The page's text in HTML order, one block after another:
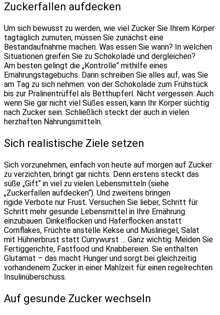
Zuckerfallen aufdecken
Um sich bewusst zu werden, wie viel Zucker Sie Ihrem Körper
tagtäglich zumuten, müssen Sie zunächst eine
Bestandaufnahme machen. Was essen Sie wann? In welchen
Situationen greifen Sie zu Schokolade und dergleichen?
Am besten gelingt die „Kontrolle“ mithilfe eines
Ernährungstagebuchs. Darin schreiben Sie alles auf, was Sie
am Tag zu sich nehmen: von der Schokolade zum Frühstück
bis zur Pralinentrüffel als Betthupferl. Nicht vergessen: Auch
wenn Sie gar nicht viel Süßes essen, kann Ihr Körper süchtig
nach Zucker sein. Schließlich steckt der auch in vielen
herzhaften Nahrungsmitteln.
Sich realistische Ziele setzen
Sich vorzunehmen, einfach von heute auf morgen auf Zucker
zu verzichten, bringt gar nichts. Denn erstens steckt das
süße „Gift“ in viel zu vielen Lebensmitteln (siehe
„Zuckerfallen aufdecken“). Und zweitens bringen
rigide Verbote nur Frust. Versuchen Sie lieber, Schritt für
Schritt mehr gesunde Lebensmittel in Ihre Ernährung
einzubauen. Dinkelflocken und Haferflocken anstatt
Cornflakes, Früchte anstelle Kekse und Müsliriegel, Salat
mit Hühnerbrust statt Currywurst … Ganz wichtig: Meiden Sie
Fertiggerichte, Fastfood und Knabbereien. Sie enthalten
Glutamat – das macht Hunger und sorgt bei gleichzeitig
vorhandenem Zucker in einer Mahlzeit für einen regelrechten
Insulinüberschuss.
Auf gesunde Zucker wechseln